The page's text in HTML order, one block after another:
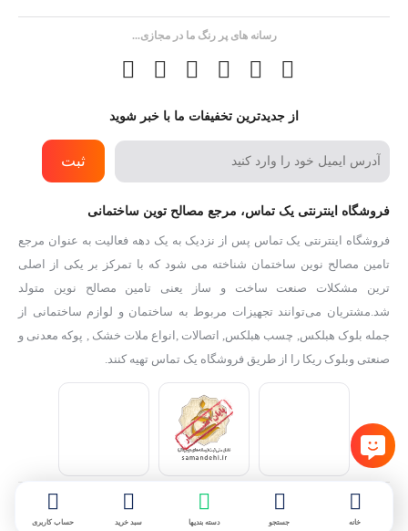
خانه جستجو دسته بندیها سبد خرید حساب کاربری
رسانه های پر رنگ ما در مجازی...
از جدیدترین تخفیفات ما با خبر شوید
ثبت
فروشگاه اینترنتی یک تماس، مرجع مصالح توین ساختمانی
فروشگاه اینترنتی یک تماس پس از نزدیک به یک دهه فعالیت به عنوان مرجع
تامین مصالح نوین ساختمان شناخته می شود که با تمرکز بر یکی از اصلی
ترین مشکلات صنعت ساخت و ساز یعنی تامین مصالح نوین متولد
شد.مشتریان می‌توانند تجهیزات مربوط به ساختمان و لوازم ساختمانی از
جمله بلوک هبلکس, چسب هبلکس, اتصالات ,انواع ملات خشک , پوکه معدنی و
صنعتی وبلوک ریکا را از طریق فروشگاه یک تماس تهیه کنند.
کلیه حقوق این سایت متعلق به فروشگاه اینترنتی یک تماس می‌باشد. Copyright
© 2006 - 2022